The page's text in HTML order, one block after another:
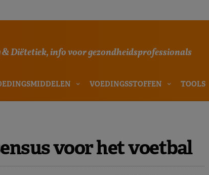
& Diëtetiek, info voor gezondheidsprofessionals
VOEDINGSSTOFFEN TOOLS
voor het voetbal